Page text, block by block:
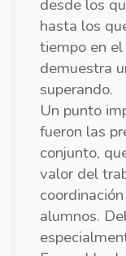
desde los
hasta los
tiempo en
demuestra
superando.
Un punto
fueron las
conjunto,
valor del
alumnos.